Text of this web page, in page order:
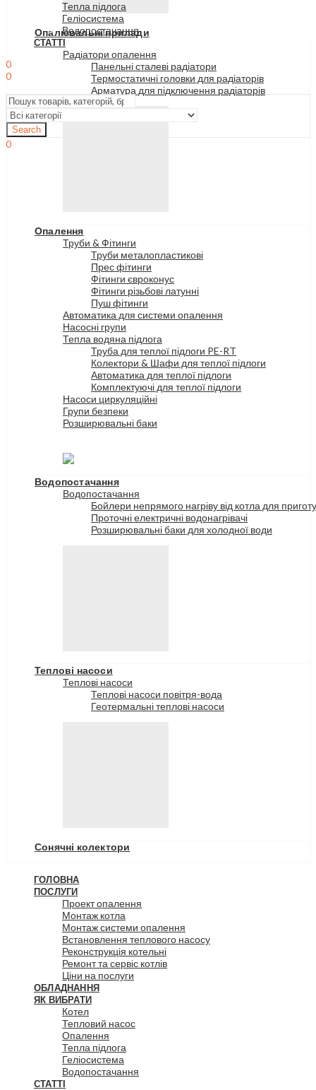
Опалювальні прилади
Радіатори опалення
Панельні сталеві радіатори
Термостатичні головки для радіаторів
Арматура для підключення радіаторів
Опалення
Труби & Фітинги
Труби металопластикові
Прес фітинги
Фітинги євроконус
Фітинги різьбові латунні
Пуш фітинги
Автоматика для системи опалення
Насосні групи
Тепла водяна підлога
Труба для теплої підлоги PE-RT
Колектори & Шафи для теплої підлоги
Автоматика для теплої підлоги
Комплектуючі для теплої підлоги
Насоси циркуляційні
Групи безпеки
Розширювальні баки
Водопостачання
Водопостачання
Бойлери непрямого нагріву від котла для
Проточні електричні водонагрівачі
Розширювальні баки для холодної води
Теплові насоси
Теплові насоси
Теплові насоси повітря-вода
Геотермальні теплові насоси
Сонячні колектори
ГОЛОВНА
ПОСЛУГИ
Проект опалення
Монтаж котла
Монтаж системи опалення
Встановлення теплового насосу
Реконструкція котельні
Ремонт та сервіс котлів
Ціни на послуги
ОБЛАДНАННЯ
ЯК ВИБРАТИ
Котел
Тепловий насос
Опалення
Тепла підлога
Геліосистема
Водопостачання
СТАТТІ
Тепла підлога
Геліосистема
Водопостачання
СТАТТІ
0
0
Search
0